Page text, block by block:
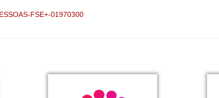
FSE+-01970300